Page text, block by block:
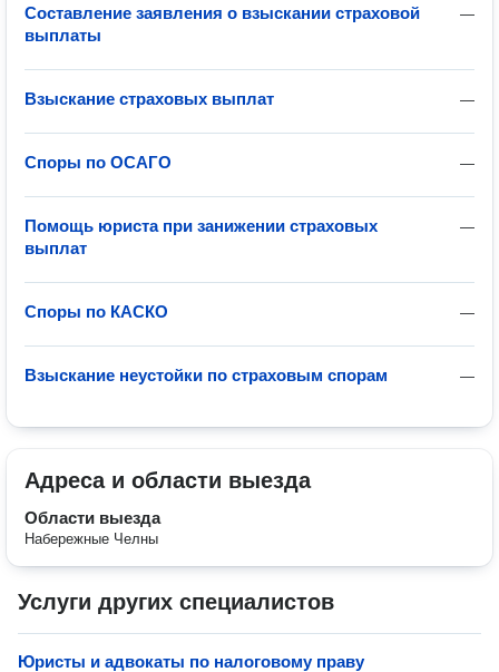
—
Составление заявления о взыскании страховой
выплаты
—
Взыскание страховых выплат
—
Споры по ОСАГО
—
Помощь юриста при занижении страховых
выплат
—
Споры по КАСКО
—
Взыскание неустойки по страховым спорам
Адреса и области выезда
Области выезда
Набережные Челны
Услуги других специалистов
Юристы и адвокаты по налоговому праву